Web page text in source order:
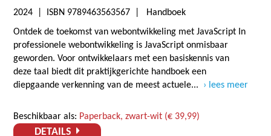
2024 | ISBN 9789463563567 | Handboek
Ontdek de toekomst van webontwikkeling met JavaScript In
professionele webontwikkeling is JavaScript onmisbaar
geworden. Voor ontwikkelaars met een basiskennis van
deze taal biedt dit praktijkgerichte handboek een
diepgaande verkenning van de meest actuele...
lees meer
Beschikbaar als: Paperback, zwart-wit (€ 39,99)
DETAILS